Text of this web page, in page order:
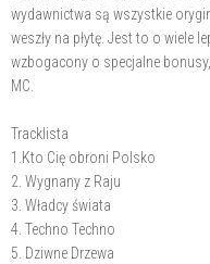
wydawnictwa są wszystkie
weszły na płytę. Jest to o wiele
wzbogacony o specjalne
MC.
Tracklista
1.Kto Cię obroni Polsko
2. Wygnany z Raju
3. Władcy świata
4. Techno Techno
5. Dziwne Drzewa